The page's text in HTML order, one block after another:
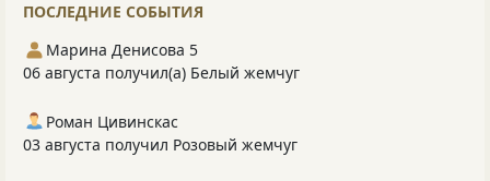
ПОСЛЕДНИЕ СОБЫТИЯ
Марина Денисова 5
06 августа получил(а) Белый жемчуг
Роман Цивинскас
03 августа получил Розовый жемчуг